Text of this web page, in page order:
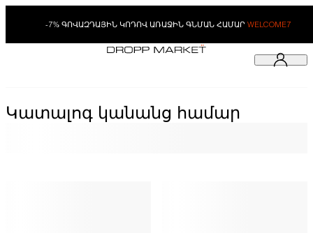
-7% ԳՈՎԱԶԴԱՅԻՆ ԿՈԴՈՎ ԱՌԱՋԻՆ ԳՆՄԱՆ ՀԱՄԱՐ WELCOME7
Կատալոգ կանանց համար